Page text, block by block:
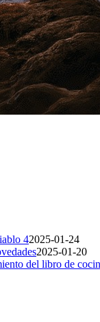
42025-01-24
2025-01-20
del libro de